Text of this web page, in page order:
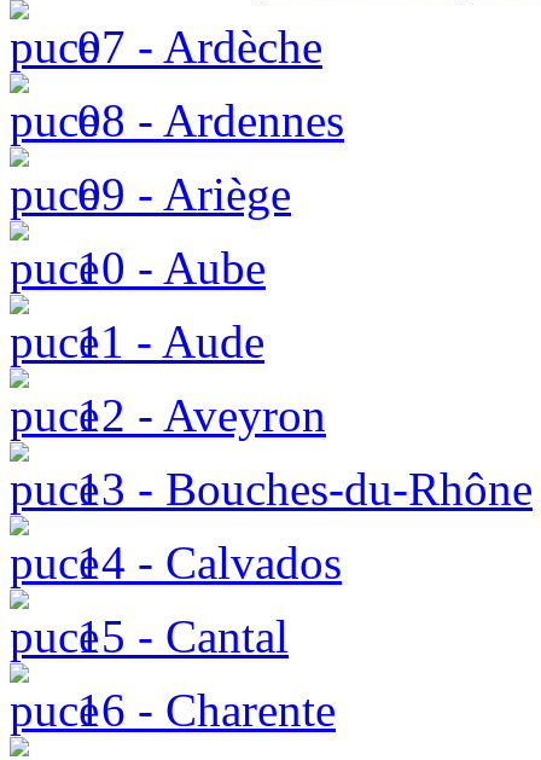
07 - Ardèche
08 - Ardennes
09 - Ariège
10 - Aube
11 - Aude
12 - Aveyron
13 - Bouches-du-Rhône
14 - Calvados
15 - Cantal
16 - Charente